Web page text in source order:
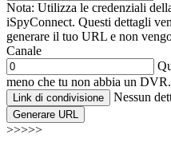
Nota: Utilizza le credenziali
iSpyConnect. Questi dettagli
generare il tuo URL e non
Canale
meno che tu non abbia un DVR.
Link di condivisione Nessun
Generare URL
>>>>>